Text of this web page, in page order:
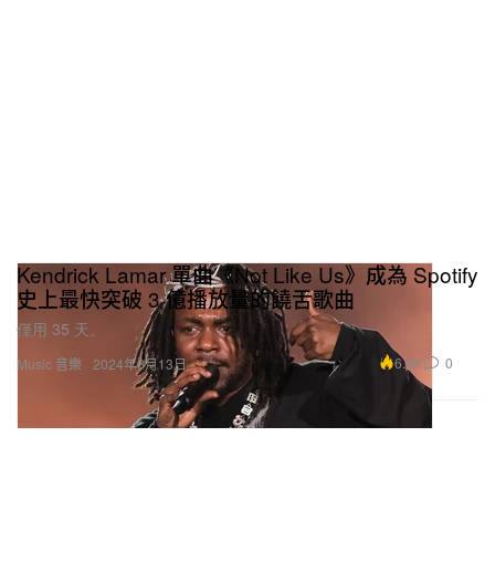
Music 音樂
Kendrick Lamar 單曲《Not Like Us》成為 Spotify
史上最快突破 3 億播放量的饒舌歌曲
僅用 35 天。
2024年6月13日 6.3K 0